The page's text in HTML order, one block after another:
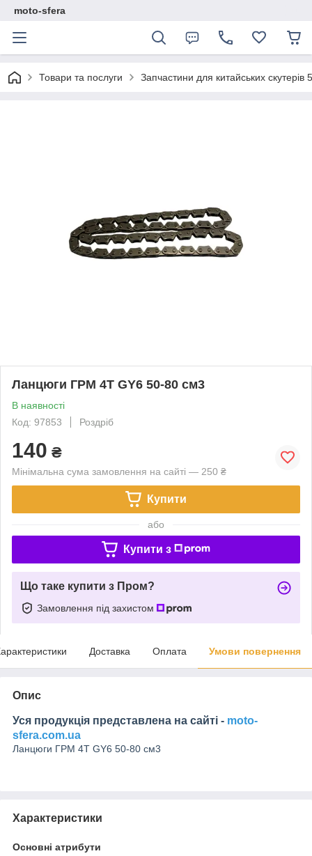
moto-sfera
Товари та послуги Запчастини для китайських
Ланцюги ГРМ 4Т GY6 50-80 см3
В наявності
Код: 97853
Роздріб
140 ₴
Мінімальна сума замовлення на сайті — 250 ₴
Купити
або
Купити з
Що таке купити з Пром?
Замовлення під захистом
Доставка Оплата Умови повернення
Опис
Уся продукція представлена на сайті - moto-
sfera.com.ua
Ланцюги ГРМ 4Т GY6 50-80 см3
Характеристики
Основні атрибути